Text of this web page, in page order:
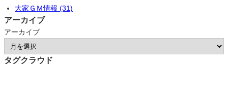
大家ＧＭ情報 (31)
アーカイブ
アーカイブ
タグクラウド